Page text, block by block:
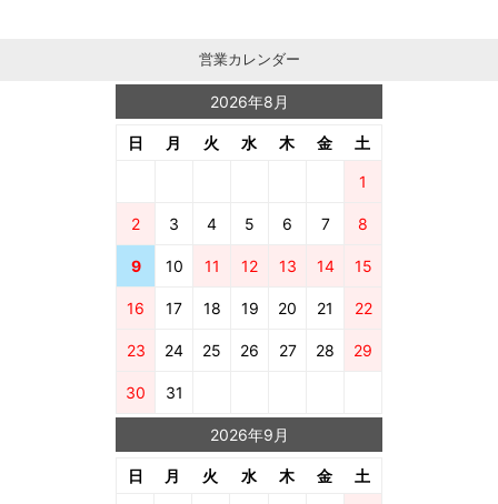
営業カレンダー
2026年8月
日 月 火 水 木 金 土
1
2 3 4 5 6 7 8
9 10 11 12 13 14 15
16 17 18 19 20 21 22
23 24 25 26 27 28 29
30 31
2026年9月
日 月 火 水 木 金 土